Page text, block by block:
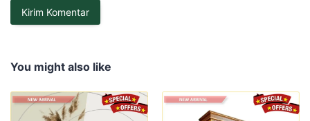
You might also like